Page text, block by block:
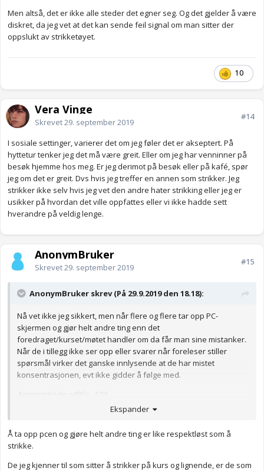
Men altså, det er ikke alle steder det egner seg. Og det gjelder å være
diskret, da jeg vet at det kan sende feil signal om man sitter der
oppslukt av strikketøyet.
10
Vera Vinge
Skrevet29. september 2019
#14
I sosiale settinger, varierer det om jeg føler det er akseptert. På
hyttetur tenker jeg det må være greit. Eller om jeg har venninner på
besøk hjemme hos meg. Er jeg derimot på besøk eller på kafé, spør
jeg om det er greit. Dvs hvis jeg treffer en annen som strikker. Jeg
strikker ikke selv hvis jeg vet den andre hater strikking eller jeg er
usikker på hvordan det ville oppfattes eller vi ikke hadde sett
hverandre på veldig lenge.
AnonymBruker
Skrevet29. september 2019
#15
AnonymBruker skrev (På 29.9.2019 den 18.18):
Nå vet ikke jeg sikkert, men når flere og flere tar opp PC-
skjermen og gjør helt andre ting enn det
foredraget/kurset/møtet handler om da får man sine mistanker.
Når de i tillegg ikke ser opp eller svarer når foreleser stiller
spørsmål virker det ganske innlysende at de har mistet
konsentrasjonen, evt ikke gidder å følge med.
Anonymkode: c495a...12d
Ekspander
Å ta opp pcen og gjøre helt andre ting er like respektløst som å
strikke.
De jeg kjenner til som sitter å strikker på kurs og lignende, er de som